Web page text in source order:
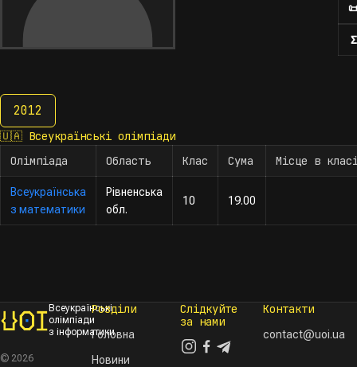
Σ
2012
2012
🇺🇦 Всеукраїнські олімпіади
Олімпіада
Область Клас Сума Місце в
Всеукраїнська
з математики
Рівненська
обл.
10 19.00
Всеукраїнські
олімпіади
з інформатики
© 2026
Розділи
Головна
Новини
Слідкуйте
за нами
Контакти
contact@uoi.ua